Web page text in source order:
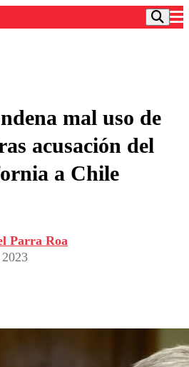
TV
Chilena
mal uso de
acusación del
a Chile
Parra Roa